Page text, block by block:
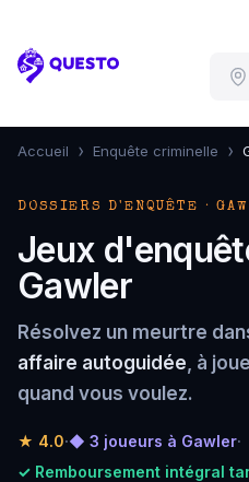
Questo
Accueil › Enquête criminelle ›
DOSSIERS D'ENQUÊTE ·
Jeux
Gawler
Résolvez un meurtre
affaire autoguidée, à
quand vous voulez.
★ 4.0·◆ 3 joueurs à Gawler·
✓ Remboursement intégral